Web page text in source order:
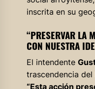
inscrita en su
“PRESERVAR LA
CON NUESTRA
El intendente
trascendencia
“Esta acción